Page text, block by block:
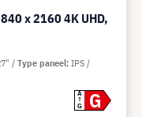
x 2160 4K UHD,
A
G
G
Type paneel IPS